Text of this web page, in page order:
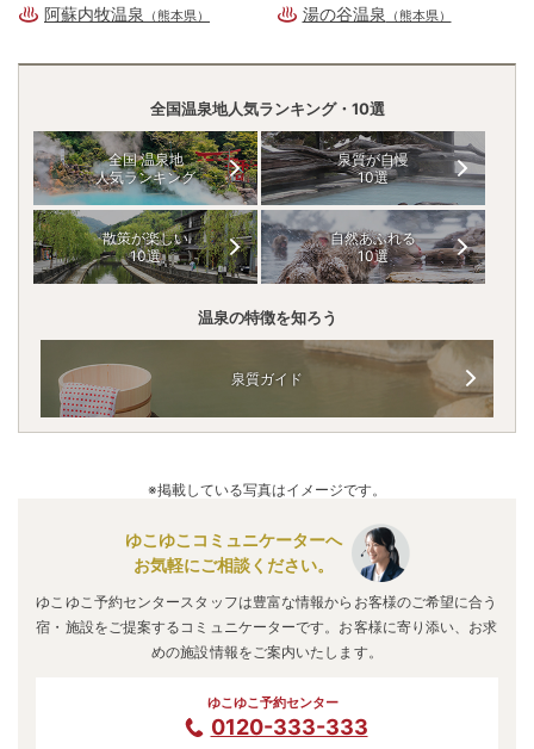
阿蘇内牧温泉 （熊本県） 湯の谷温泉 （熊本県）
全国温泉地人気ランキング・10選
全国 温泉地
人気ランキング
泉質が自慢
10選
散策が楽しい
10選
自然あふれる
10選
温泉の特徴を知ろう
泉質ガイド
※掲載している写真はイメージです。
ゆこゆこコミュニケーターへ
お気軽にご相談ください。
ゆこゆこ予約センタースタッフは豊富な情報からお客様のご希望に合う
宿・施設をご提案するコミュニケーターです。お客様に寄り添い、お求
めの施設情報をご案内いたします。
ゆこゆこ予約センター
0120-333-333